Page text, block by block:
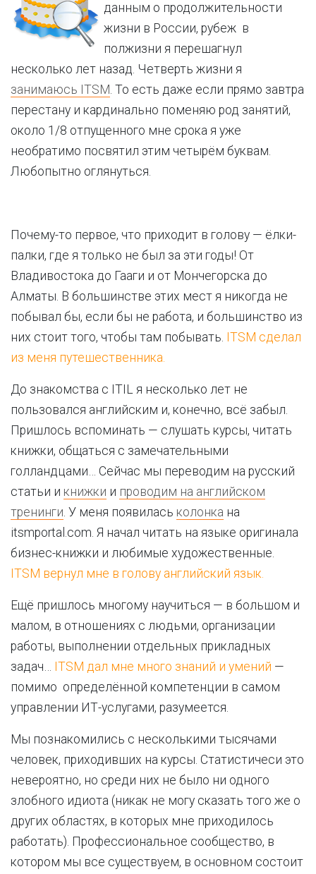
данным о продолжительности
жизни в России, рубеж в
полжизни я перешагнул
несколько лет назад. Четверть жизни я
занимаюсь ITSM. То есть даже если прямо завтра
перестану и кардинально поменяю род занятий,
около 1/8 отпущенного мне срока я уже
необратимо посвятил этим четырём буквам.
Любопытно оглянуться.
Почему-то первое, что приходит в голову — ёлки-
палки, где я только не был за эти годы! От
Владивостока до Гааги и от Мончегорска до
Алматы. В большинстве этих мест я никогда не
побывал бы, если бы не работа, и большинство из
них стоит того, чтобы там побывать. ITSM сделал
из меня путешественника.
До знакомства с ITIL я несколько лет не
пользовался английским и, конечно, всё забыл.
Пришлось вспоминать — слушать курсы, читать
книжки, общаться с замечательными
голландцами… Сейчас мы переводим на русский
статьи и книжки и проводим на английском
тренинги. У меня появилась колонка на
itsmportal.com. Я начал читать на языке оригинала
бизнес-книжки и любимые художественные.
ITSM вернул мне в голову английский язык.
Ещё пришлось многому научиться — в большом и
малом, в отношениях с людьми, организации
работы, выполнении отдельных прикладных
задач… ITSM дал мне много знаний и умений —
помимо определённой компетенции в самом
управлении ИТ-услугами, разумеется.
Мы познакомились с несколькими тысячами
человек, приходивших на курсы. Статистичеси это
невероятно, но среди них не было ни одного
злобного идиота (никак не могу сказать того же о
других областях, в которых мне приходилось
работать). Профессиональное сообщество, в
котором мы все существуем, в основном состоит